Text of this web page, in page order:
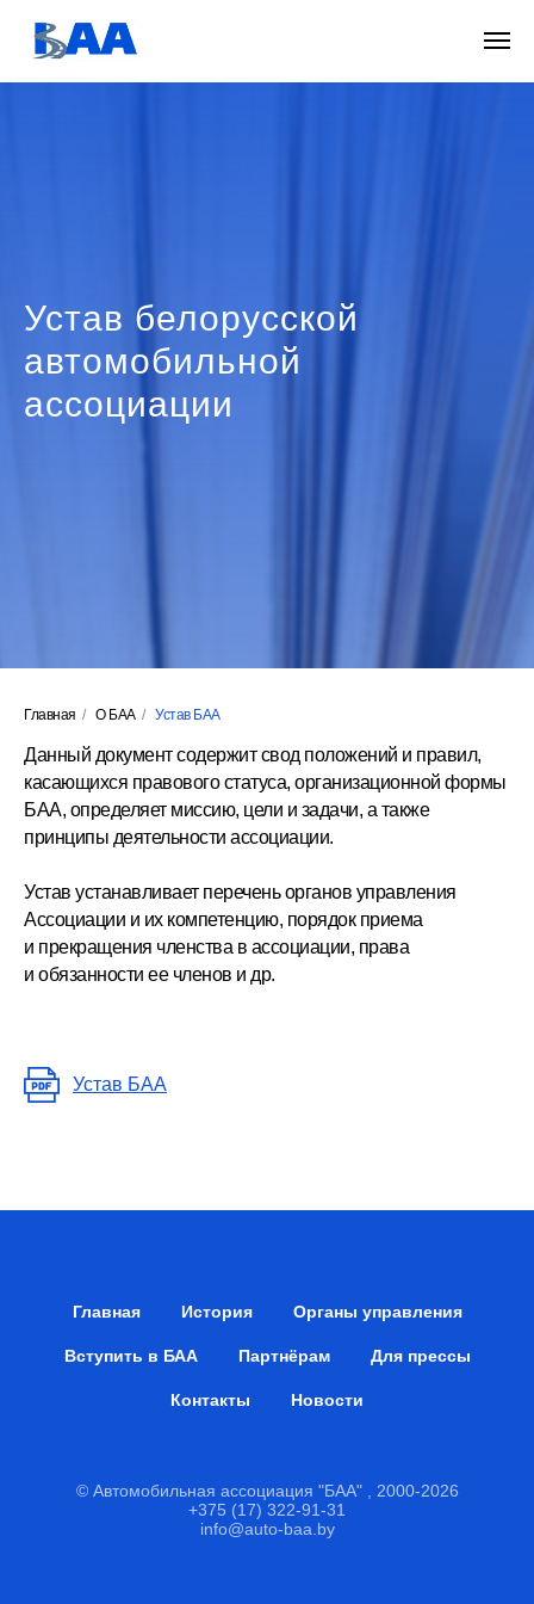
Устав белорусской
автомобильной
ассоциации
Главная / О БАА / Устав БАА
Данный документ содержит свод положений и правил,
касающихся правового статуса, организационной формы
БАА, определяет миссию, цели и задачи, а также
принципы деятельности ассоциации.
Устав устанавливает перечень органов управления
Ассоциации и их компетенцию, порядок приема
и прекращения членства в ассоциации, права
и обязанности ее членов и др.
Устав БАА
Главная История Органы управления
Вступить в БАА Партнёрам Для прессы
Контакты Новости
© Автомобильная ассоциация "БАА" , 2000-2026
+375 (17) 322-91-31
info@auto-baa.by